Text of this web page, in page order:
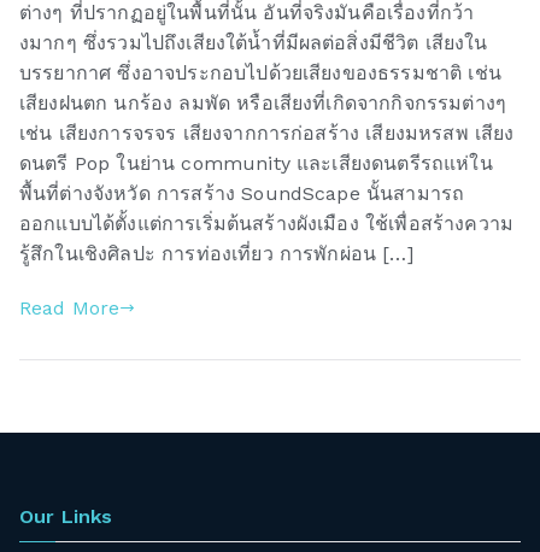
ต่างๆ ที่ปรากฏอยู่ในพื้นที่นั้น อันที่จริงมันคือเรื่องที่กว้า
งมากๆ ซึ่งรวมไปถึงเสียงใต้น้ำที่มีผลต่อสิ่งมีชีวิต เสียงใน
บรรยากาศ ซึ่งอาจประกอบไปด้วยเสียงของธรรมชาติ เช่น
เสียงฝนตก นกร้อง ลมพัด หรือเสียงที่เกิดจากกิจกรรมต่างๆ
เช่น เสียงการจรจร เสียงจากการก่อสร้าง เสียงมหรสพ เสียง
ดนตรี Pop ในย่าน community และเสียงดนตรีรถแห่ใน
พื้นที่ต่างจังหวัด การสร้าง SoundScape นั้นสามารถ
ออกแบบได้ตั้งแต่การเริ่มต้นสร้างผังเมือง ใช้เพื่อสร้างความ
รู้สึกในเชิงศิลปะ การท่องเที่ยว การพักผ่อน […]
Read More
Our Links